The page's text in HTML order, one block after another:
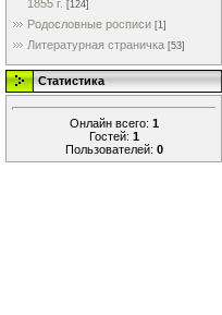
1855 г. [124]
Родословные росписи [1]
Литературная страничка [53]
Статистика
Онлайн всего: 1
Гостей: 1
Пользователей: 0